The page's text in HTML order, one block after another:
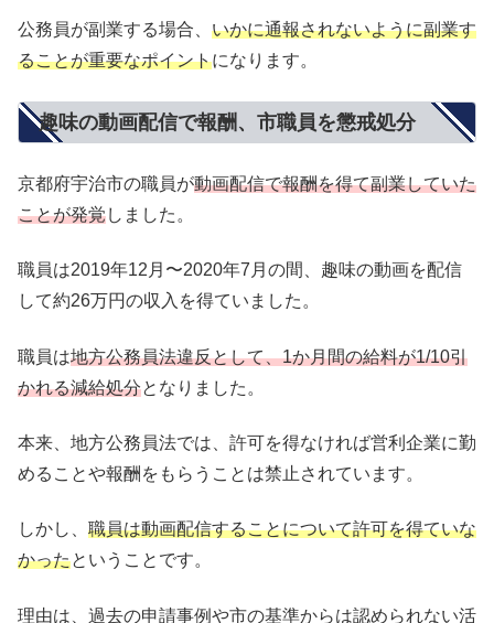
公務員が副業する場合、 いかに通報されないように副業す
ることが重要なポイントになります。
趣味の動画配信で報酬、市職員を懲戒処分
京都府宇治市の職員が動画配信で報酬を得て副業していた
ことが発覚しました。
職員は2019年12月〜2020年7月の間、趣味の動画を配信
して約26万円の収入を得ていました。
職員は地方公務員法違反として、1か月間の給料が1/10引
かれる減給処分となりました。
本来、地方公務員法では、許可を得なければ営利企業に勤
めることや報酬をもらうことは禁止されています。
しかし、 職員は動画配信することについて許可を得ていな
かったということです。
理由は、過去の申請事例や市の基準からは認められない活